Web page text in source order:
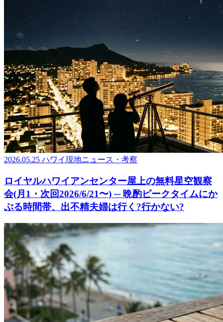
2026.05.25 ハワイ現地ニュース・考察
ロイヤルハワイアンセンター屋上の無料星空観察
会(月1・次回2026/6/21〜) ─ 晩酌ピークタイムにか
ぶる時間帯、出不精夫婦は行く?行かない?